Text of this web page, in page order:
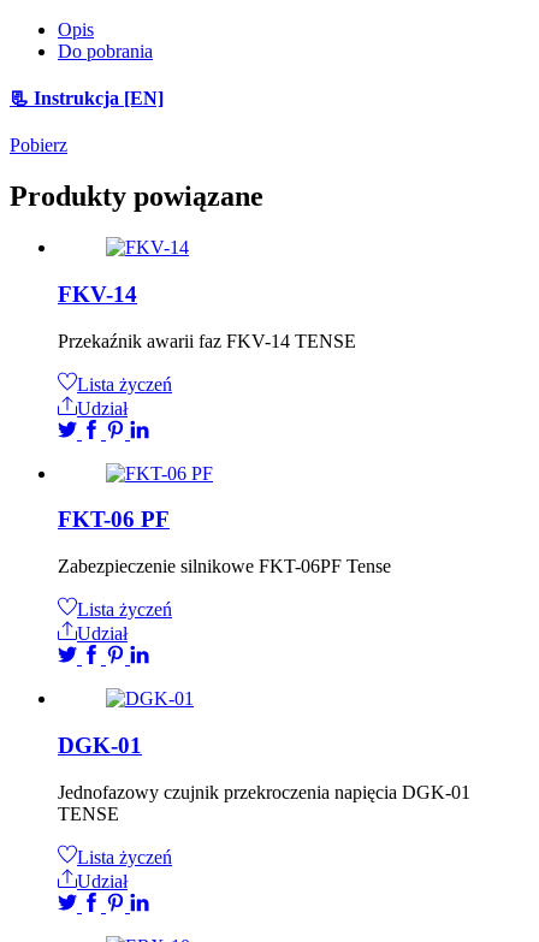
Opis
Do pobrania
📃 Instrukcja [EN]
Pobierz
Produkty powiązane
FKV-14
Przekaźnik awarii faz FKV-14 TENSE
Lista życzeń
Udział
FKT-06 PF
Zabezpieczenie silnikowe FKT-06PF Tense
Lista życzeń
Udział
DGK-01
Jednofazowy czujnik przekroczenia napięcia DGK-01
TENSE
Lista życzeń
Udział